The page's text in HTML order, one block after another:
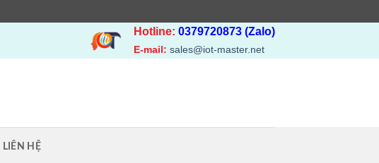
Hotline: 0379720873 (Zalo)
E-mail: sales@iot-master.net
LIÊN HỆ